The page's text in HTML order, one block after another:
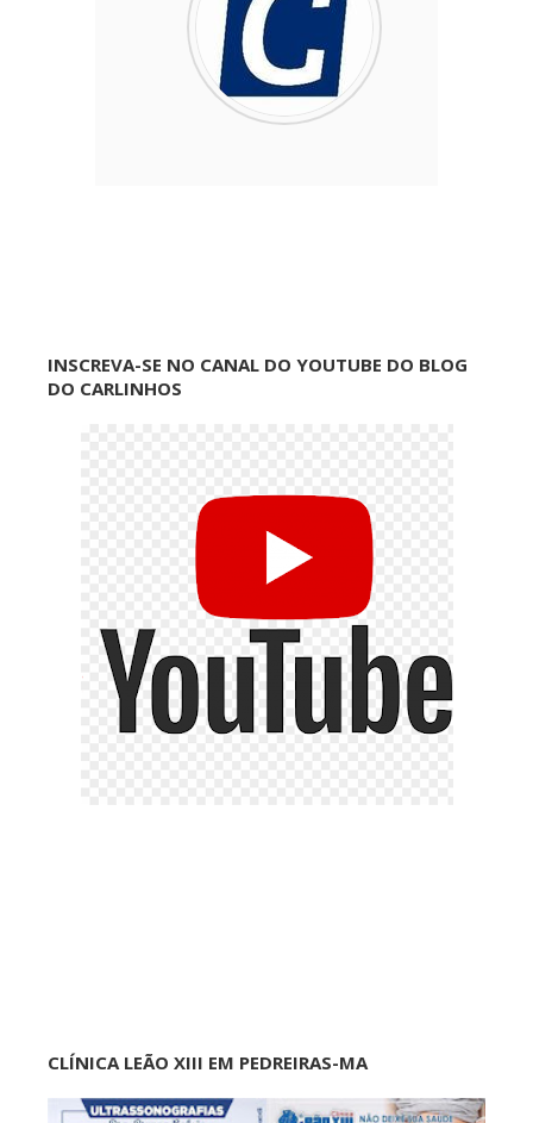
INSCREVA-SE NO CANAL DO YOUTUBE DO BLOG
DO CARLINHOS
CLÍNICA LEÃO XIII EM PEDREIRAS-MA